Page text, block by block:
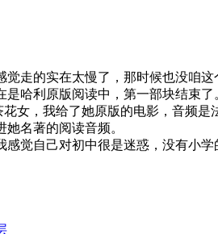
走的实在太慢了，那时候也没咱
哈利原版阅读中，第一部块结束
女，我给了她原版的电影，音频
名著的阅读音频。
觉自己对初中很是迷惑，没有小